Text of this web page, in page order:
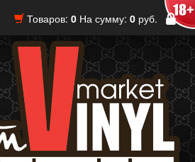
Товаров: 0 На сумму: 0 руб.